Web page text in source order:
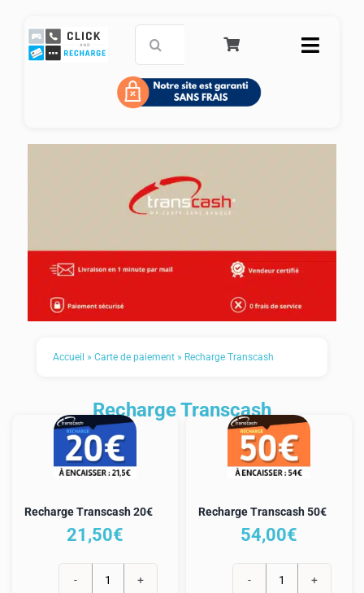
contenu
Toggle
Accueil
Recharge mobile
FAQ
Panier
Mon compte
Accueil » Carte de paiement» Recharge Transcash
Recharge Transcash
Recharge Transcash 20€
21,50€
quantité
Recharge Transcash 50€
54,00€
quantité